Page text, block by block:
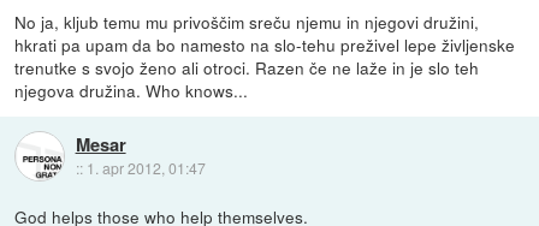
No ja, kljub temu mu privoščim sreču njemu in njegovi družini,
hkrati pa upam da bo namesto na slo-tehu preživel lepe življenske
trenutke s svojo ženo ali otroci. Razen če ne laže in je slo teh
njegova družina. Who knows...
Mesar
:: 1. apr 2012, 01:47
God helps those who help themselves.